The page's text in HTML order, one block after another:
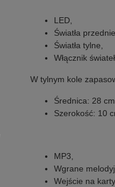
LED,
Światła
Światła tylne,
Włącznik świateł
W tylnym kole
Średnica: 28 cm
Szerokość: 10
MP3,
Wgrane
Wejście na